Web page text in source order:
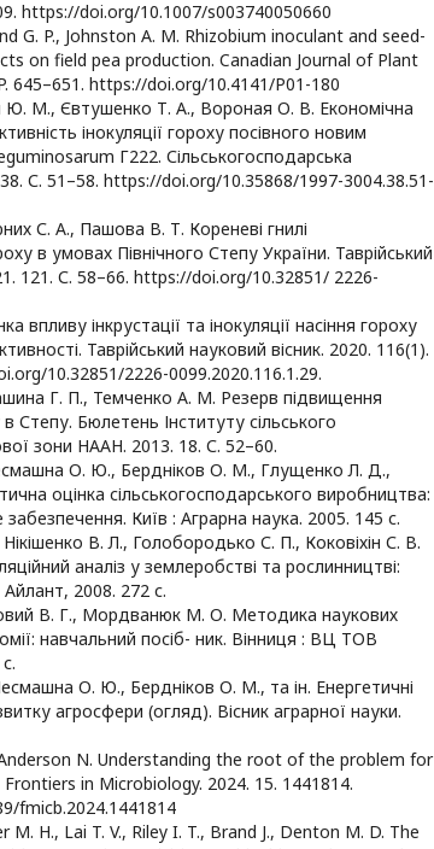
https://doi.org/10.1007/s003740050660
G. P., Johnston A. M. Rhizobium inoculant and seed-
on field pea production. Canadian Journal of Plant
645–651. https://doi.org/10.4141/P01-180
Ю. М., Євтушенко Т. А., Вороная О. В. Економічна
інокуляції гороху посівного новим
Г222. Сільськогосподарська
38. С. 51–58. https://doi.org/10.35868/1997-3004.38.51-
С. А., Пашова В. Т. Кореневі гнилі
в умовах Північного Степу України. Таврійський
121. С. 58–66. https://doi.org/10.32851/ 2226-
впливу інкрустації та інокуляції насіння гороху
Таврійський науковий вісник. 2020. 116(1).
10.32851/2226-0099.2020.116.1.29.
Г. П., Темченко А. М. Резерв підвищення
Степу. Бюлетень Інституту сільського
зони НААН. 2013. 18. С. 52–60.
О. Ю., Бердніков О. М., Глущенко Л. Д.,
оцінка сільськогосподарського виробництва:
Київ : Аграрна наука. 2005. 145 с.
В. Л., Голобородько С. П., Коковіхін С. В.
аналіз у землеробстві та рослинництві:
2008. 272 с.
В. Г., Мордванюк М. О. Методика наукових
навчальний посіб- ник. Вінниця : ВЦ ТОВ
О. Ю., Бердніков О. М., та ін. Енергетичні
агросфери (огляд). Вісник аграрної науки.
Anderson N. Understanding the root of the problem for
in Microbiology. 2024. 15. 1441814.
fmicb.2024.1441814
M. H., Lai T. V., Riley I. T., Brand J., Denton M. D. The